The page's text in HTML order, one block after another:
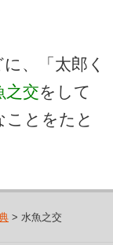
、「太郎く
之交をして
ことをたと
> 水魚之交